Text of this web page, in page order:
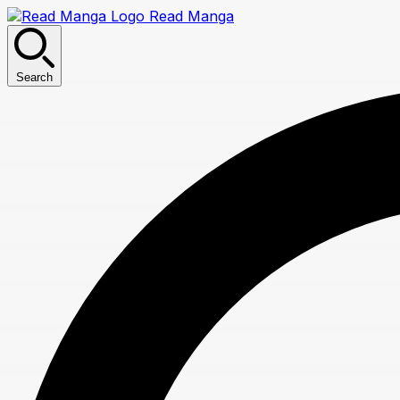
Read Manga
Search